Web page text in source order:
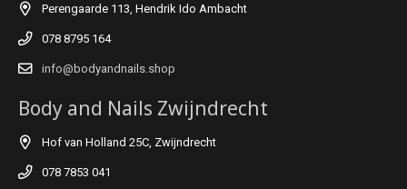
Perengaarde 113, Hendrik Ido Ambacht
078 8795 164
info@bodyandnails.shop
Body and Nails Zwijndrecht
Hof van Holland 25C, Zwijndrecht
078 7853 041